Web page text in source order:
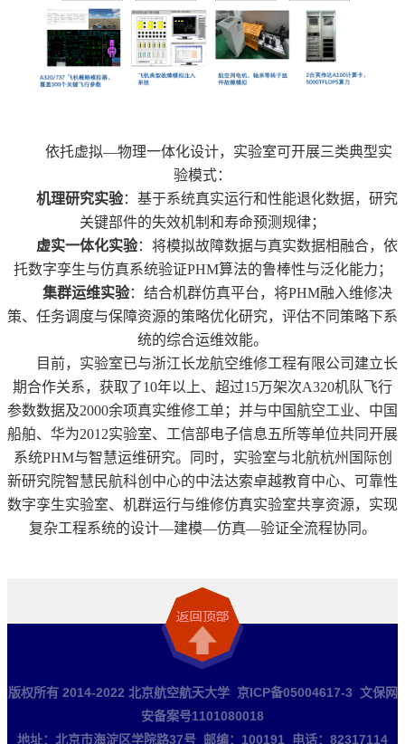
依托虚拟—物理一体化设计，实验室可开展三类典型实
验模式：
机理研究实验：基于系统真实运行和性能退化数据，研究
关键部件的失效机制和寿命预测规律；
虚实一体化实验：将模拟故障数据与真实数据相融合，依
托数字孪生与仿真系统验证PHM算法的鲁棒性与泛化能力；
集群运维实验：结合机群仿真平台，将PHM融入维修决
策、任务调度与保障资源的策略优化研究，评估不同策略下系
统的综合运维效能。
目前，实验室已与浙江长龙航空维修工程有限公司建立长
期合作关系，获取了10年以上、超过15万架次A320机队飞行
参数数据及2000余项真实维修工单；并与中国航空工业、中国
船舶、华为2012实验室、工信部电子信息五所等单位共同开展
系统PHM与智慧运维研究。同时，实验室与北航杭州国际创
新研究院智慧民航科创中心的中法达索卓越教育中心、可靠性
数字孪生实验室、机群运行与维修仿真实验室共享资源，实现
复杂工程系统的设计—建模—仿真—验证全流程协同。
版权所有 2014-2022 北京航空航天大学 京ICP备05004617-3 文保网
安备案号1101080018
地址：北京市海淀区学院路37号 邮编：100191 电话：82317114